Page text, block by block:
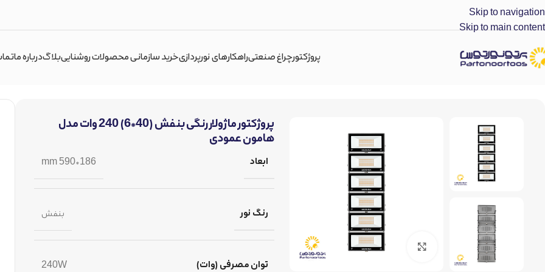
Skip to navigation
Skip to main content
پروژکتورچراغ صنعتیراهکارهای نورپردازیخرید سازمانی محصولات روشناییبلاگدرباره ما
برای بزرگنمایی کلیک کنید
پروژکتور ماژولار رنگی بنفش (40*6) 240 وات مدل
هامون عمودی
ابعاد 186*590 mm
رنگ نور بنفش
توان مصرفی (وات) 240W